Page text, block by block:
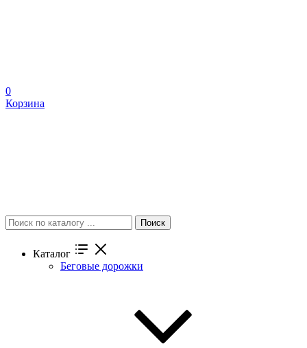
0
Корзина
Поиск
Каталог
Беговые дорожки